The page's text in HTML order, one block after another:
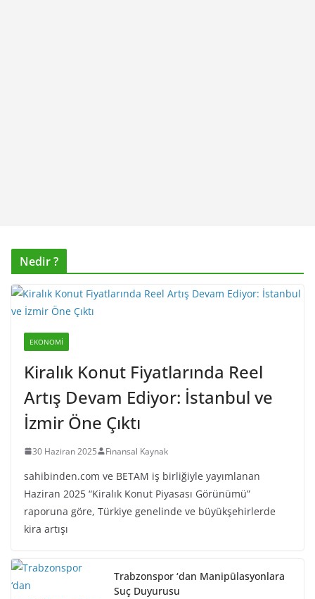
Nedir ?
EKONOMI
Kiralık Konut Fiyatlarında Reel
Artış Devam Ediyor: İstanbul ve
İzmir Öne Çıktı
30 Haziran 2025 Finansal Kaynak
sahibinden.com ve BETAM iş birliğiyle yayımlanan
Haziran 2025 “Kiralık Konut Piyasası Görünümü”
raporuna göre, Türkiye genelinde ve büyükşehirlerde
kira artışı
Trabzonspor ‘dan Manipülasyonlara
Suç Duyurusu